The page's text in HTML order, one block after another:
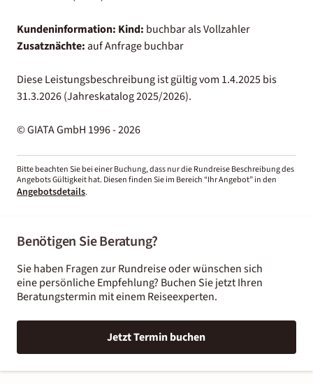
Kundeninformation: Kind: buchbar als Vollzahler
Zusatznächte:auf Anfrage buchbar
Diese Leistungsbeschreibung ist gültig vom 1.4.2025 bis
31.3.2026 (Jahreskatalog 2025/2026).
© GIATA GmbH 1996 - 2026
Bitte beachten Sie bei einer Buchung, dass nur die Rundreise Beschreibung des
Angebots Gültigkeit hat. Diesen finden Sie im Bereich “Ihr Angebot” in den
Angebotsdetails.
Benötigen Sie Beratung?
Sie haben Fragen zur Rundreise oder wünschen sich
eine persönliche Empfehlung? Buchen Sie jetzt Ihren
Beratungstermin mit einem Reiseexperten.
Jetzt Termin buchen